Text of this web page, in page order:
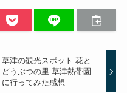
草津の観光スポット 花と
どうぶつの里 草津熱帯園
に行ってみた感想